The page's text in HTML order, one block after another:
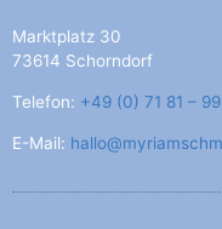
Marktplatz 30
73614 Schorndorf
Telefon: +49 (0) 71 81 –
E-Mail: